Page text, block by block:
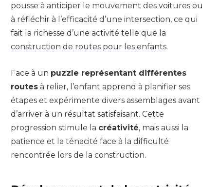
pousse à anticiper le mouvement des voitures ou
à réfléchir à l’efficacité d’une intersection, ce qui
fait la richesse d’une activité telle que la
construction de routes pour les enfants.
Face à un puzzle représentant différentes
routes à relier, l’enfant apprend à planifier ses
étapes et expérimente divers assemblages avant
d’arriver à un résultat satisfaisant. Cette
progression stimule la créativité, mais aussi la
patience et la ténacité face à la difficulté
rencontrée lors de la construction.